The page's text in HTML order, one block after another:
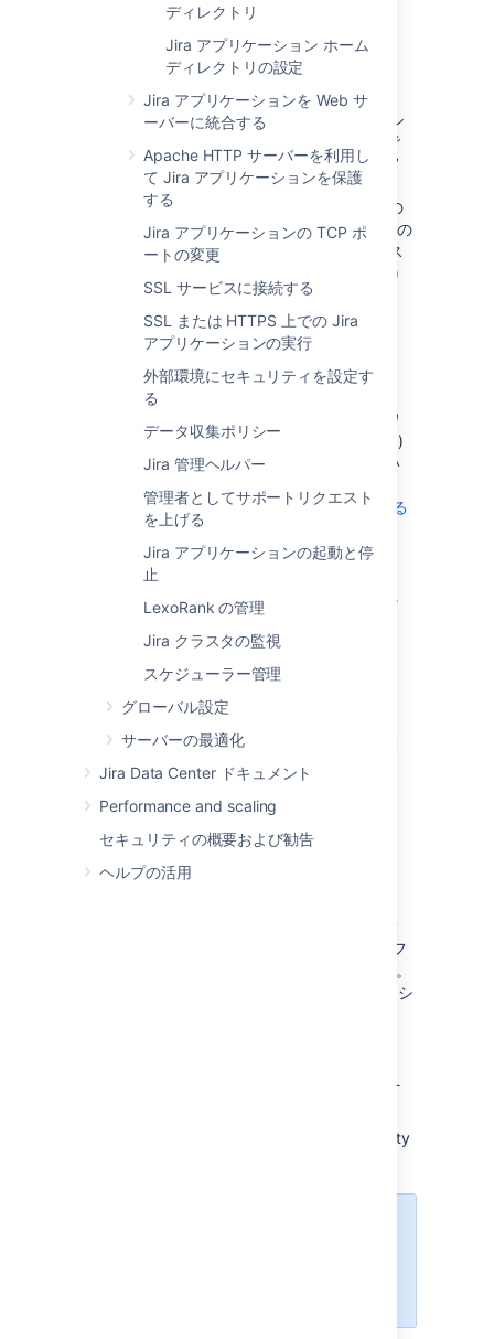
ディレクトリ
Jira アプリケーション ホーム
ディレクトリの設定
Jira アプリケーションを Web サ
ーバーに統合する
Apache HTTP サーバーを利用し
て Jira アプリケーションを保護
する
Jira アプリケーションの TCP ポ
ートの変更
SSL サービスに接続する
SSL または HTTPS 上での Jira
アプリケーションの実行
外部環境にセキュリティを設定す
る
データ収集ポリシー
Jira 管理ヘルパー
管理者としてサポートリクエスト
を上げる
Jira アプリケーションの起動と停
止
LexoRank の管理
Jira クラスタの監視
スケジューラー管理
グローバル設定
サーバーの最適化
Jira Data Center ドキュメント
Performance and scaling
セキュリティの概要および勧告
ヘルプの活用
」を参照して下さい。
<jira-application-dir>/atlassian-
このファイルは、Jira の詳細設定
用のデフォル
ト値を保管しているため、内容を変更しないで
ください。このファイル内のプロパティのデフ
ォルト値は、
Jira アプリケーションのホーム ディレクトリ
の
jira-config.propertiesファイルか、Jira の
管理領域からアクセスできる Jira データベース
で再定義されることで、カスタマイズ (上書き)
されています。詳細については、「
高度な Jira 設定 」を参照して下さい。
WEB-INF/lib/
これは、アトラシアンのプラグインフレームワ
ーク1 (すなわち、 「プラグイン1」プラグイン)
によって構築されたプラグインが保管されてい
「プラグイン1」プラグインをインストールする
場合、このディレクトリに展開する必要があり
「プラグイン2」プラグインは、
保管する必要があります。
WEB-INF/classes/log4j2.xml
Jira のログ構成ファイルです。詳細は
ロギングとプロファイリング
い。
Jira によって生成された実際のログファイル
は、以下のロケーションで見つけられます:
<localhome>/log/atlassian-
— 一般
に、アプリケーション サーバーのログ フ
ディレクトリにあります。
ただし、これは実行しているアプリケーシ
WEB-INF/classes/entityengine.xml
ース内に保存するときに使用する、OFBiz Entity